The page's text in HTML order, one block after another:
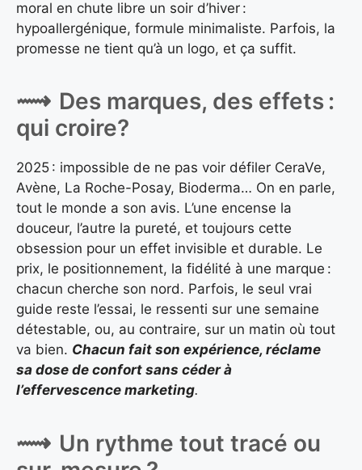
moral en chute libre un soir d’hiver :
hypoallergénique, formule minimaliste. Parfois, la
promesse ne tient qu’à un logo, et ça suffit.
Des marques, des effets :
qui croire?
2025 : impossible de ne pas voir défiler CeraVe,
Avène, La Roche-Posay, Bioderma… On en parle,
tout le monde a son avis. L’une encense la
douceur, l’autre la pureté, et toujours cette
obsession pour un effet invisible et durable. Le
prix, le positionnement, la fidélité à une marque :
chacun cherche son nord. Parfois, le seul vrai
guide reste l’essai, le ressenti sur une semaine
détestable, ou, au contraire, sur un matin où tout
va bien. Chacun fait son expérience, réclame
sa dose de confort sans céder à
l’effervescence marketing.
Un rythme tout tracé ou